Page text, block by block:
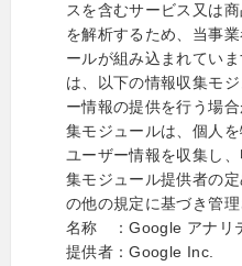
スを含むサービス又は
を解析するため、当事
ールが組み込まれてい
は、以下の情報収集モ
ー情報の提供を行う場
集モジュールは、個人
ユーザー情報を収集し
集モジュール提供者の
の他の規定に基づき管理
名称 ：Google アナリ
提供者：Google Inc.